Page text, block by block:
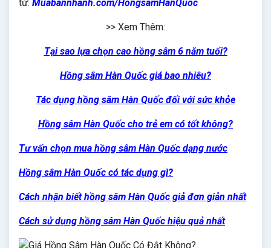
từ: Muabannhanh.com/HongsamHanQuoc
>> Xem Thêm:
Tại sao lựa chọn cao hồng sâm 6 năm tuổi?
Hồng sâm Hàn Quốc giá bao nhiêu?
Tác dụng hồng sâm Hàn Quốc đối với sức khỏe
Hồng sâm Hàn Quốc cho trẻ em có tốt không?
Tư vấn chọn mua hồng sâm Hàn Quốc dạng nước
Hồng sâm Hàn Quốc có tác dụng gì?
Cách nhận biết hồng sâm Hàn Quốc giả đơn giản nhất
Cách sử dụng hồng sâm Hàn Quốc hiệu quả nhất